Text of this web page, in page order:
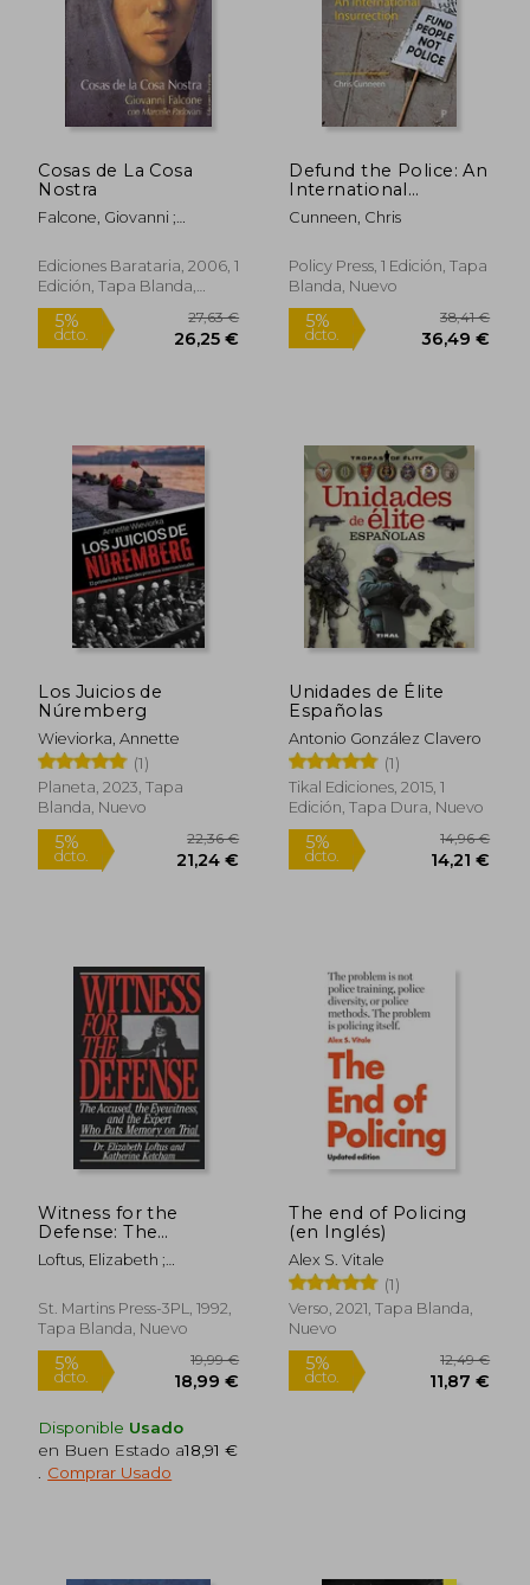
dcto. 12,30 €
5%
dcto.
Cosas de La Cosa
Nostra
Falcone, Giovanni ;
Moreno, Carola
Ediciones Barataria, 2006, 1
Edición, Tapa Blanda,
Nuevo
5%
Defund the Police: An
International
Insurrection (en
Inglés)
Cunneen, Chris
Policy Press, 1 Edición, Tapa
Blanda, Nuevo
5%
Los Juicios de
Núremberg
Wieviorka, Annette
(1)
Planeta, 2023, Tapa
Blanda, Nuevo
5%
Unidades de Élite
Españolas
Antonio González Clavero
(1)
Tikal Ediciones, 2015, 1
Edición, Tapa Dura, Nuevo
5%
dcto.
Witness for the
Defense: The
Accused, the
Eyewitness and the
Memory on Trial (en
Inglés)
Loftus, Elizabeth ;
St. Martins Press-3PL, 1992,
Tapa Blanda, Nuevo
Disponible Usado
en Buen Estado a18,91 €
Comprar Usado
The end of Policing
(en Inglés)
Alex S. Vitale
(1)
Verso, 2021, Tapa Blanda,
Nuevo